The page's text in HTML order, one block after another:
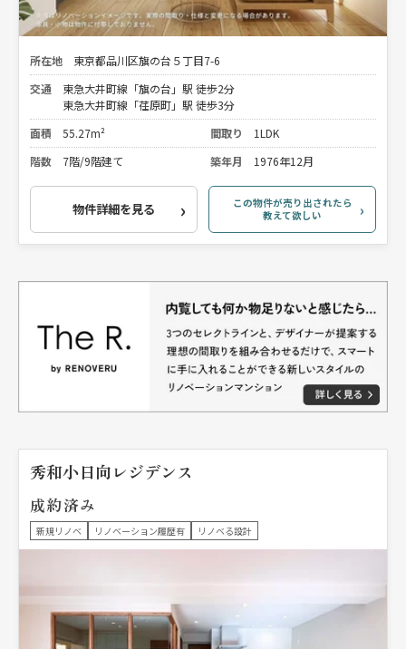
所在地
東京都品川区旗の台５丁目7-6
交通
東急大井町線「旗の台」駅 徒歩2分
東急大井町線「荏原町」駅 徒歩3分
面積
55.27m² 間取り
1LDK
階数
7階/9階建て 築年月 1976年12月
物件詳細を見る
この物件が売り出されたら
教えて欲しい
秀和小日向レジデンス
成約済み
新規リノベ リノベーション履歴有 リノベる設計